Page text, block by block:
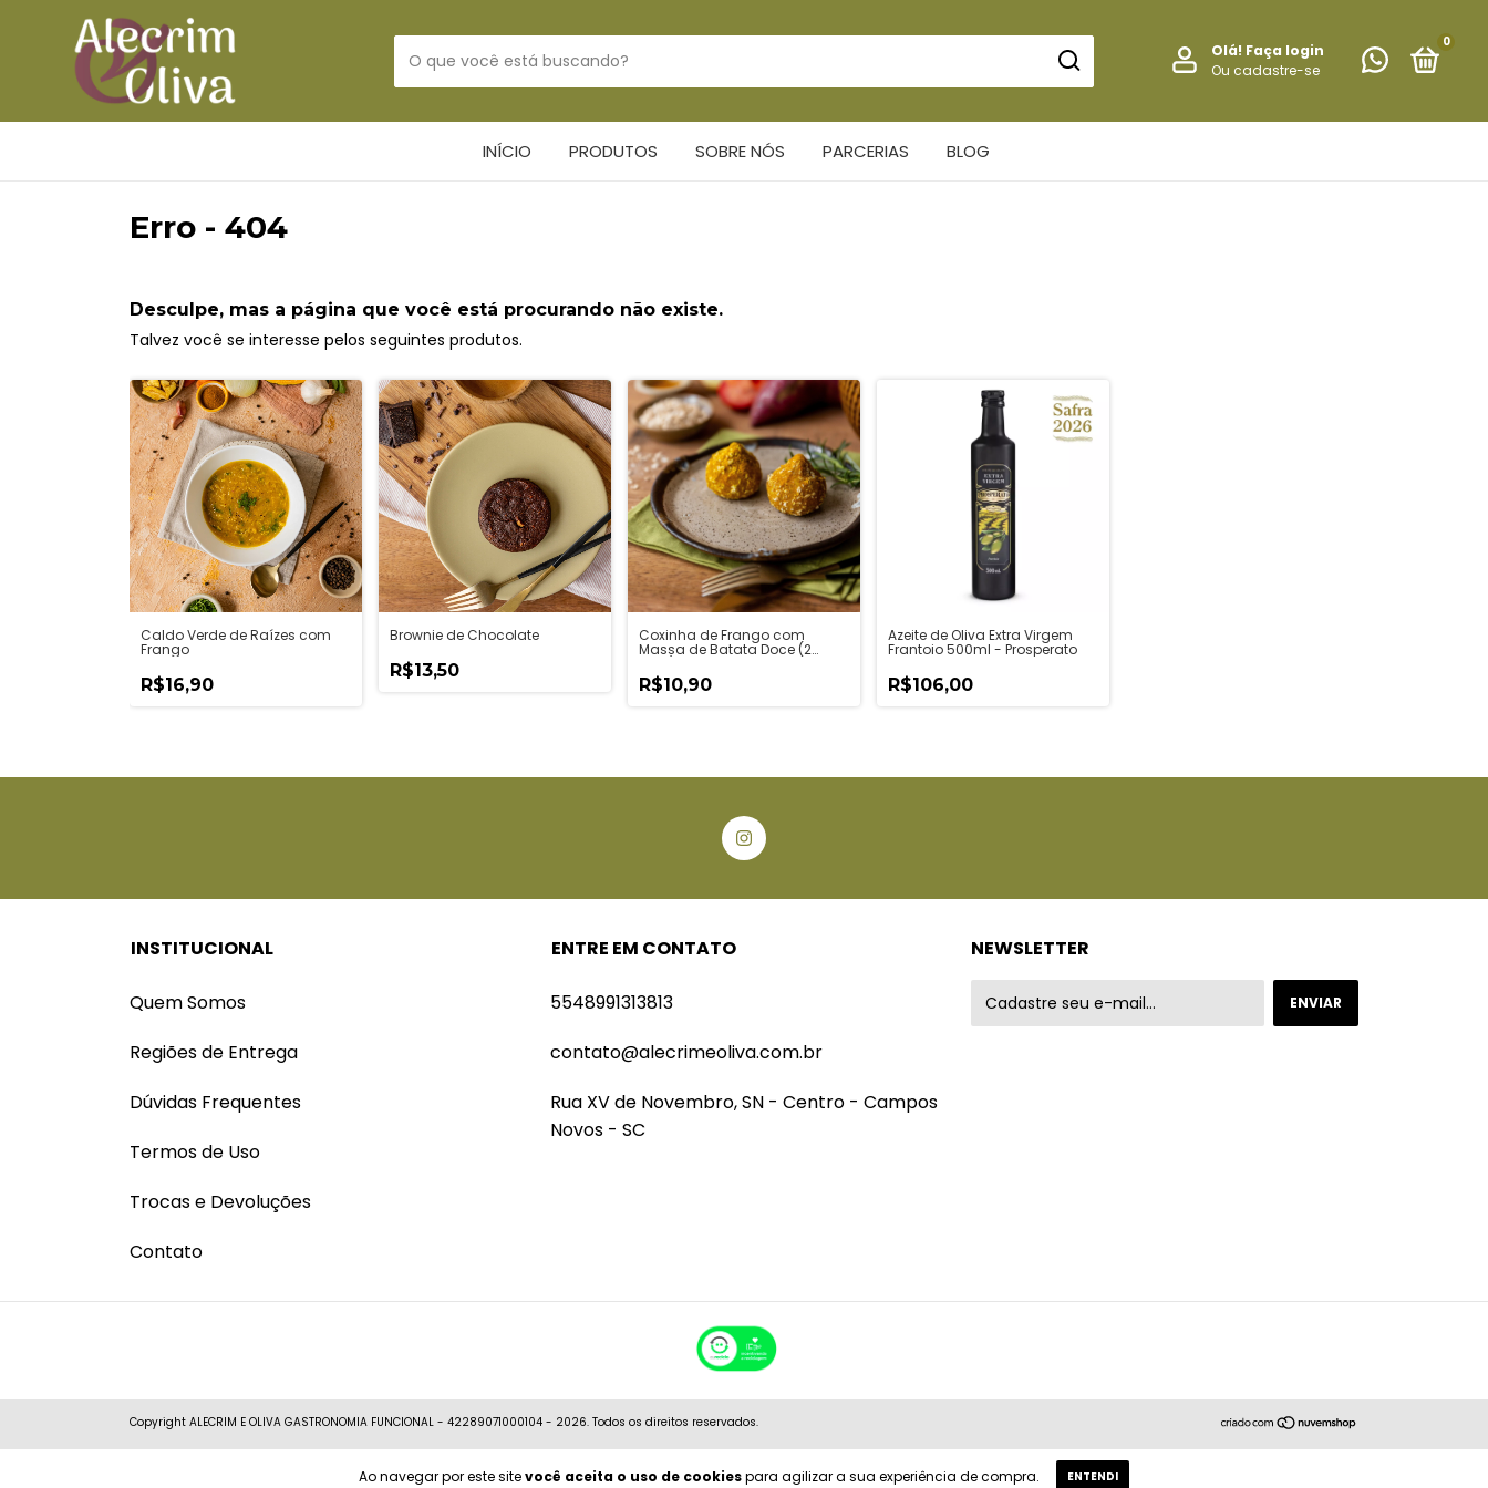
Olá! Faça login
Ou cadastre-se
0
INÍCIO PRODUTOS SOBRE NÓS PARCERIAS BLOG
Ao navegar por este sitevocê aceita o uso de cookiespara agilizar a sua experiência de compra. ENTENDI
Erro - 404
Desculpe, mas a página que você está procurando não existe.
Talvez você se interesse pelos seguintes produtos.
Caldo Verde de Raízes com
Frango
R$16,90
Brownie de Chocolate
R$13,50
Coxinha de Frango com
Massa de Batata Doce (2
R$10,90
Azeite de Oliva Extra Virgem
Frantoio 500ml - Prosperato
R$106,00
INSTITUCIONAL
Quem Somos
Regiões de Entrega
Dúvidas Frequentes
Termos de Uso
Trocas e Devoluções
Contato
ENTRE EM CONTATO
5548991313813
contato@alecrimeoliva.com.br
Rua XV de Novembro, SN - Centro - Campos
Novos - SC
NEWSLETTER
Copyright ALECRIM E OLIVA GASTRONOMIA FUNCIONAL - 42289071000104 - 2026. Todos os direitos reservados.